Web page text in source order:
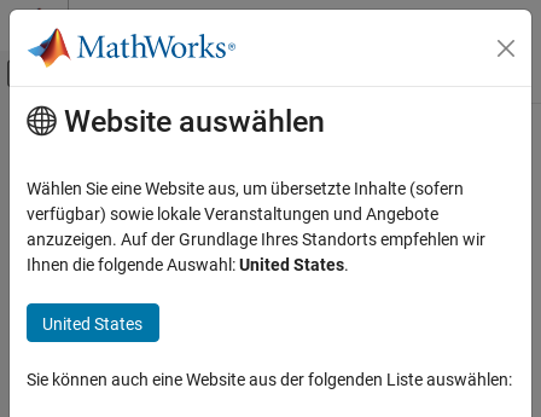
Weiter zum Inhalt
Umschaltung für Off-Canvas-
Startseite der Dokumentation
Hauptinhalt
How useful was this information?
Website auswählen
Wählen Sie eine Website aus, um übersetzte Inhalte (sofern
verfügbar) sowie lokale Veranstaltungen und Angebote
anzuzeigen. Auf der Grundlage Ihres Standorts empfehlen wir
Ihnen die folgende Auswahl:United States.
United States
Sie können auch eine Website aus der folgenden Liste auswählen: